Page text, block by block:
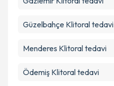
Güzelbahçe Klitoral tedavi
Menderes Klitoral tedavi
Ödemiş Klitoral tedavi